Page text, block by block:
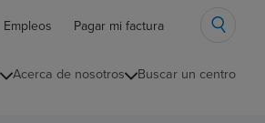
Empleos Pagar mi factura
Acerca de nosotros Buscar un centro